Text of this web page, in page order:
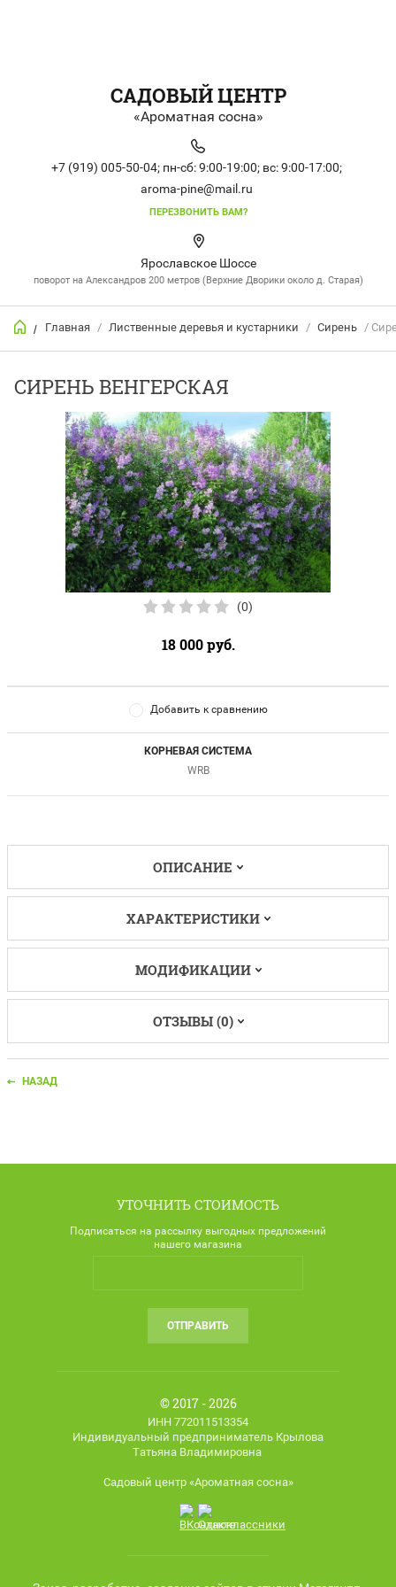
САДОВЫЙ ЦЕНТР
«Ароматная сосна»
+7 (919) 005-50-04; пн-сб: 9:00-19:00; вс: 9:00-17:00;
aroma-pine@mail.ru
ПЕРЕЗВОНИТЬ ВАМ?
Ярославское Шоссе
поворот на Александров 200 метров (Верхние Дворики около д. Старая)
/ Главная / Лиственные деревья и кустарники / Сирень /
СИРЕНЬ ВЕНГЕРСКАЯ
(0)
18 000руб.
Добавить к сравнению
КОРНЕВАЯ СИСТЕМА
WRB
ОПИСАНИЕ
ХАРАКТЕРИСТИКИ
МОДИФИКАЦИИ
ОТЗЫВЫ (0)
НАЗАД
УТОЧНИТЬ СТОИМОСТЬ
Подписаться на рассылку выгодных предложений
нашего магазина
ОТПРАВИТЬ
© 2017 - 2026
ИНН 772011513354
Индивидуальный предприниматель Крылова
Татьяна Владимировна
Садовый центр «Ароматная сосна»